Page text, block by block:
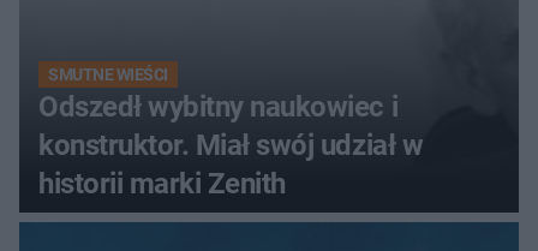
SMUTNE WIEŚCI
Odszedł wybitny naukowiec i
konstruktor. Miał swój udział w
historii marki Zenith